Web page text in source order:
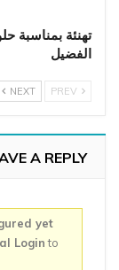
تهنئة بمناسبة
الفضيل
NEXT
A REPLY
yet
Login